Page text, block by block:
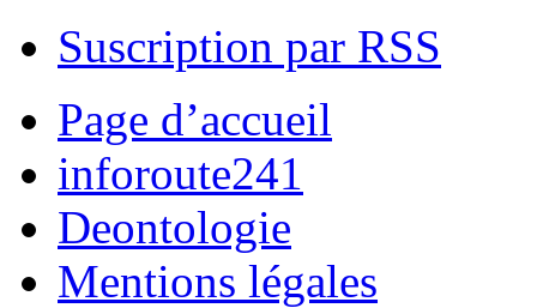
Suscription par RSS
Page d’accueil
inforoute241
Deontologie
Mentions légales